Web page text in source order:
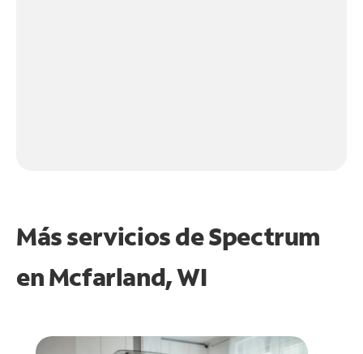
Más servicios de Spectrum
enMcfarland, WI